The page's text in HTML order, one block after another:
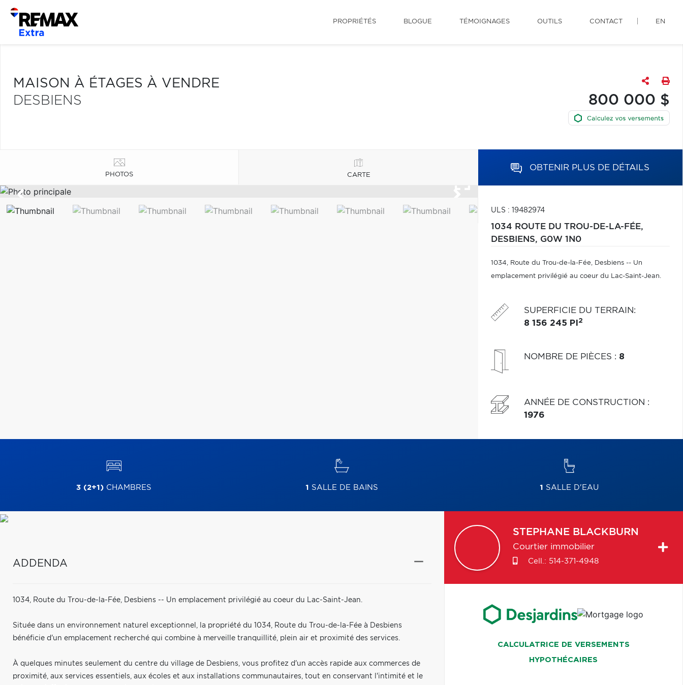
PROPRIÉTÉS BLOGUE TÉMOIGNAGES OUTILS CONTACT EN
MAISON À ÉTAGES À VENDRE
DESBIENS
800 000 $
PHOTOS CARTE
OBTENIR PLUS DE DÉTAILS
ULS : 19482974
1034 ROUTE DU TROU-DE-LA-FÉE,
DESBIENS, G0W 1N0
1034, Route du Trou-de-la-Fée, Desbiens -- Un
emplacement privilégié au coeur du Lac-Saint-Jean.
SUPERFICIE DU TERRAIN:
8 156 245 PI 2
NOMBRE DE PIÈCES : 8
ANNÉE DE CONSTRUCTION :
1976
3 (2+1) CHAMBRES 1 SALLE DE BAINS 1 SALLE D'EAU
ADDENDA
1034, Route du Trou-de-la-Fée, Desbiens -- Un emplacement privilégié au coeur du Lac-Saint-Jean.
Située dans un environnement naturel exceptionnel, la propriété du 1034, Route du Trou-de-la-Fée à Desbiens
bénéficie d'un emplacement recherché qui combine à merveille tranquillité, plein air et proximité des services.
À quelques minutes seulement du centre du village de Desbiens, vous profitez d'un accès rapide aux commerces de
proximité, aux services essentiels, aux écoles et aux installations communautaires, tout en conservant l'intimité et le
STEPHANE BLACKBURN
Courtier immobilier
Cell.: 514-371-4948
CALCULATRICE DE VERSEMENTS
HYPOTHÉCAIRES